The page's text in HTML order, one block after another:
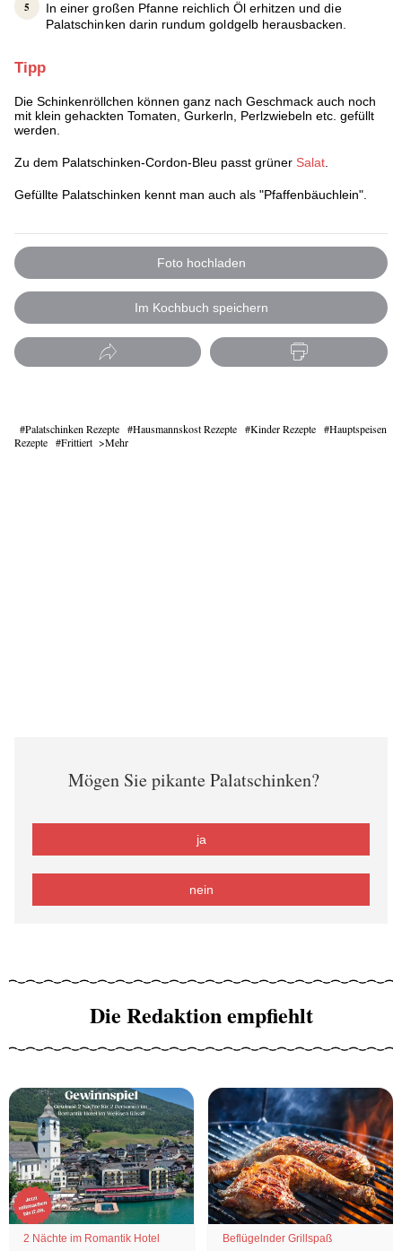
In einer großen Pfanne reichlich Öl erhitzen und die
Palatschinken darin rundum goldgelb herausbacken.
Tipp
Die Schinkenröllchen können ganz nach Geschmack auch noch
mit klein gehackten Tomaten, Gurkerln, Perlzwiebeln etc. gefüllt
werden.
Zu dem Palatschinken-Cordon-Bleu passt grüner Salat.
Gefüllte Palatschinken kennt man auch als "Pfaffenbäuchlein".
Foto hochladen
Im Kochbuch speichern
Palatschinken Rezepte Hausmannskost Rezepte Kinder Rezepte
Hauptspeisen
Rezepte
Frittiert Mehr
Mögen Sie pikante Palatschinken?
ja
nein
Die Redaktion empfiehlt
2 Nächte im Romantik Hotel Beflügelnder Grillspaß